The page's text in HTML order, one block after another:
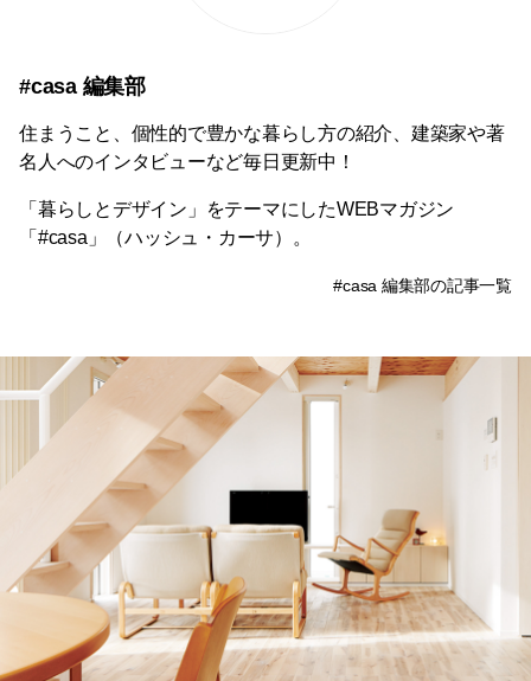
#casa 編集部
住まうこと、個性的で豊かな暮らし方の紹介、建築家や著
名人へのインタビューなど毎日更新中！
「暮らしとデザイン」をテーマにしたWEBマガジン
「#casa」（ハッシュ・カーサ）。
#casa 編集部の記事一覧